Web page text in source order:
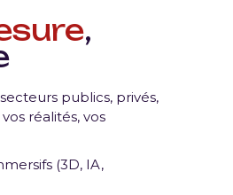
,
publics, privés,
réalités, vos
(3D, IA,